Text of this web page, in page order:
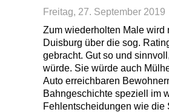
Freitag, 27. September 2019
Zum wiederholten Male
Duisburg über die sog.
gebracht. Gut so und
würde. Sie würde auch
Auto erreichbaren
Bahngeschichte speziell im
Fehlentscheidungen wie